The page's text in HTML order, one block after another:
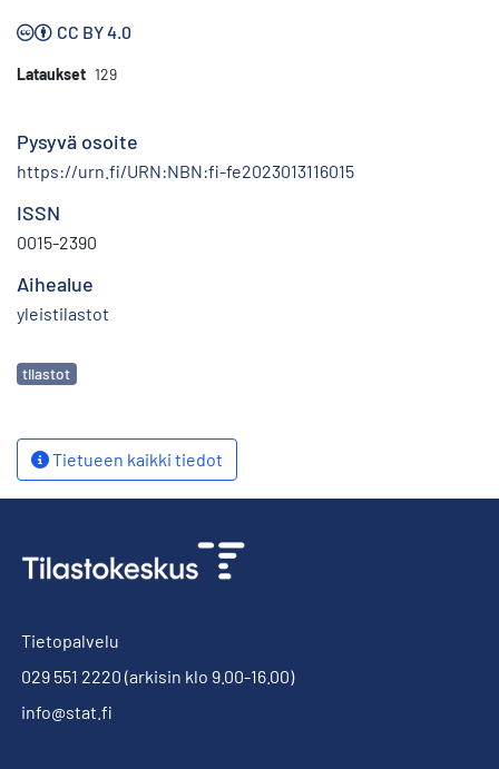
CC BY 4.0
Lataukset 129
Pysyvä osoite
https://urn.fi/URN:NBN:fi-fe2023013116015
ISSN
0015-2390
Aihealue
yleistilastot
Avainsanat
tilastot
Tietueen kaikki tiedot
Tietopalvelu
029 551 2220 (arkisin klo 9.00-16.00)
info@stat.fi